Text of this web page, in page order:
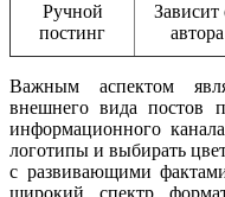
Ручной
постинг
Зависит
автора
Важным аспектом
внешнего вида постов
информационного
логотипы и выбирать
с развивающими